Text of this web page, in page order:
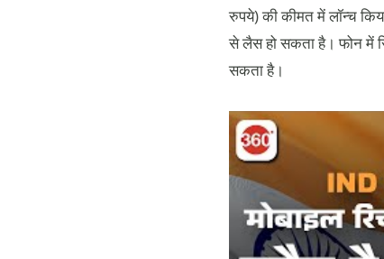
रुपये) की कीमत में लॉन्च
से लैस हो सकता है। फोन में
सकता है।